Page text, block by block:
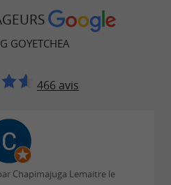
Emplacements
caravanes ou vans…
(32) (de 2 à 8
hébergements insolites
4 personnes), tentes
(pour 4 ou 5
tentes de 2 à 3
vivre ses vacances à
GOYETCHEA
466 avis
Chapimajuga Lemaitre le